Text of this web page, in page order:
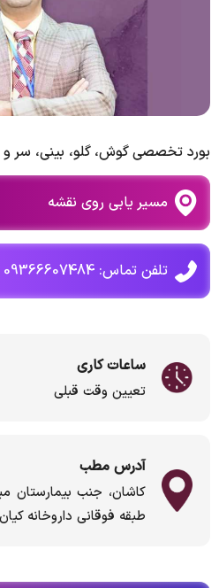
بورد تخصصی‌ گوش، گلو، بینی، سر و
مسیر یابی روی نقشه
تلفن تماس: 09366607484 - 09352677484
ساعات کاری
تعیین وقت قبلی
آدرس مطب
کاشان، جنب بیمارستان
طبقه فوقانی داروخانه